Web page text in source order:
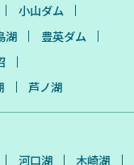
小山ダム
湖
豊英ダム
芦ノ湖
河口湖
木崎湖